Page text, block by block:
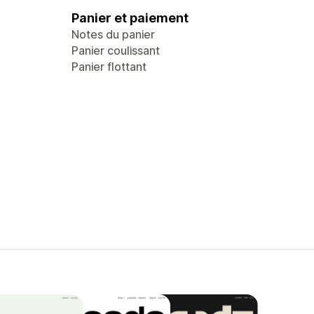
Panier et paiement
Notes du panier
Panier coulissant
Panier flottant